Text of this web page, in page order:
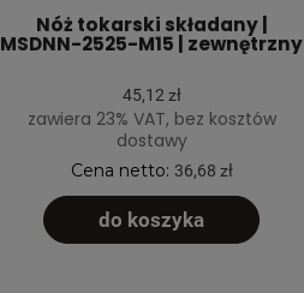
Nóż tokarski składany |
MSDNN-2525-M15 | zewnętrzny
45,12 zł
zawiera 23% VAT, bez kosztów
dostawy
Cena netto: 36,68 zł
do koszyka